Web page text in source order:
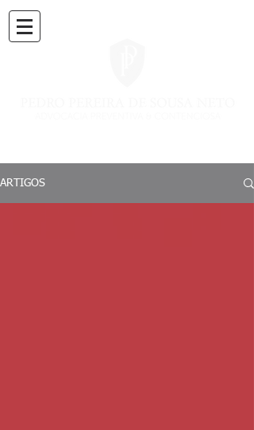
ARTIGOS